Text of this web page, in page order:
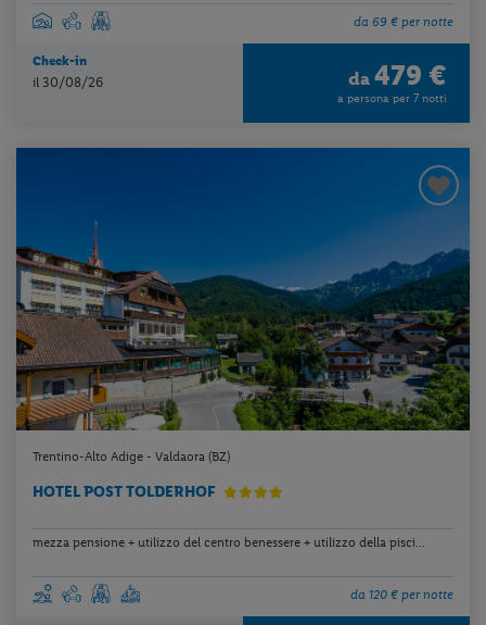
da 69 € per notte
Check-in
il 30/08/26 da 479 €
a persona per 7 notti
Trentino-Alto Adige - Valdaora (BZ)
HOTEL POST TOLDERHOF
mezza pensione + utilizzo del centro benessere + utilizzo della pisci...
da 120 € per notte